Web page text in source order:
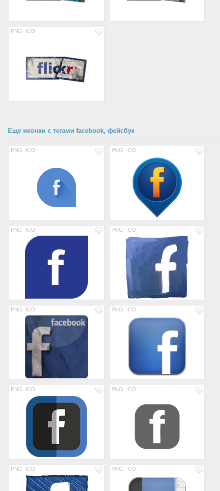
PNG ICO
Еще иконки с тегами facebook, фейсбук
PNG ICO PNG ICO
PNG ICO PNG ICO
PNG ICO PNG ICO
PNG ICO PNG ICO
PNG ICO PNG ICO